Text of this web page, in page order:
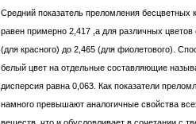
Средний показатель преломления бесцветных
равен примерно 2,417 ,а для различных цветов
(для красного) до 2,465 (для фиолетового).
белый цвет на отдельные составляющие
дисперсия равна 0,063. Как показатели
намного превышают аналогичные свойства